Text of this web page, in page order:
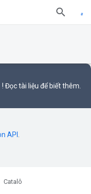
! Đọctài liệu để biết thêm.
API
Catalô